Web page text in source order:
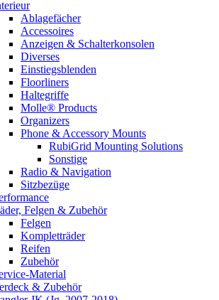
Ablagefächer
Accessoires
Anzeigen & Schalterkonsolen
Diverses
Einstiegsblenden
Floorliners
Haltegriffe
Molle® Products
Organizers
Phone & Accessory Mounts
RubiGrid Mounting Solutions
Sonstige
Radio & Navigation
Sitzbezüge
Felgen & Zubehör
Felgen
Kompletträder
Reifen
Zubehör
Material
& Zubehör